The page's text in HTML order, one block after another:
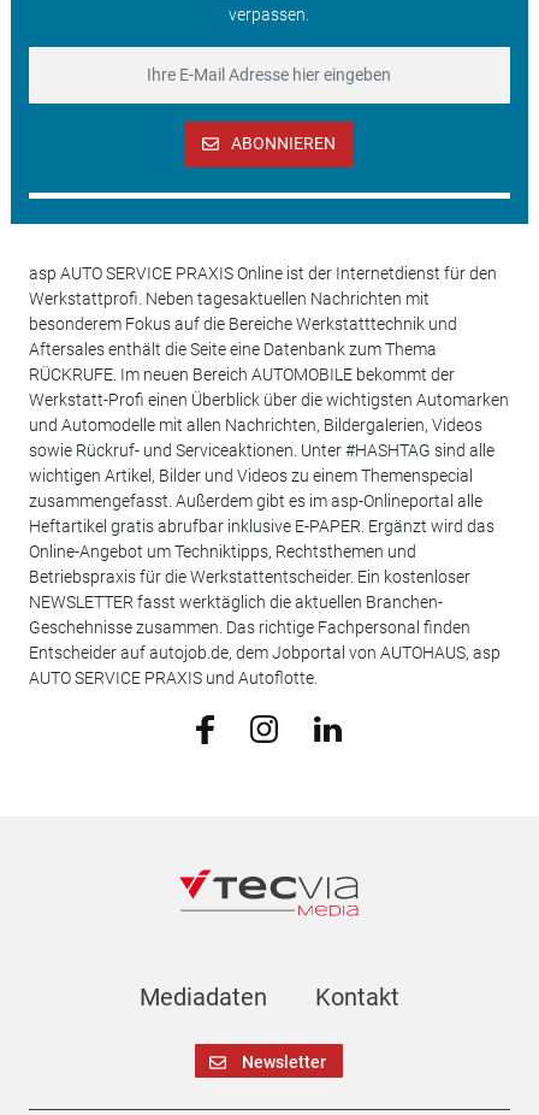
verpassen.
ABONNIEREN
asp AUTO SERVICE PRAXIS Online ist der Internetdienst für den
Werkstattprofi. Neben tagesaktuellen Nachrichten mit
besonderem Fokus auf die Bereiche Werkstatttechnik und
Aftersales enthält die Seite eine Datenbank zum Thema
RÜCKRUFE. Im neuen Bereich AUTOMOBILE bekommt der
Werkstatt-Profi einen Überblick über die wichtigsten Automarken
und Automodelle mit allen Nachrichten, Bildergalerien, Videos
sowie Rückruf- und Serviceaktionen. Unter #HASHTAG sind alle
wichtigen Artikel, Bilder und Videos zu einem Themenspecial
zusammengefasst. Außerdem gibt es im asp-Onlineportal alle
Heftartikel gratis abrufbar inklusive E-PAPER. Ergänzt wird das
Online-Angebot um Techniktipps, Rechtsthemen und
Betriebspraxis für die Werkstattentscheider. Ein kostenloser
NEWSLETTER fasst werktäglich die aktuellen Branchen-
Geschehnisse zusammen. Das richtige Fachpersonal finden
Entscheider auf autojob.de, dem Jobportal von AUTOHAUS, asp
AUTO SERVICE PRAXIS und Autoflotte.
Mediadaten Kontakt
Newsletter